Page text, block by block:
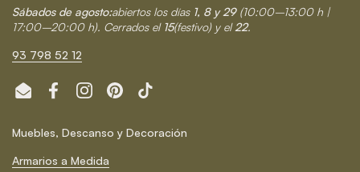
Sábados de agosto:abiertos los días 1, 8 y 29 (10:00–13:00 h |
17:00–20:00 h). Cerrados el 15(festivo) y el22.
93 798 52 12
Email FacebookInstagramPinterestTikTok
Muebles, Descanso y Decoración
Armarios a Medida